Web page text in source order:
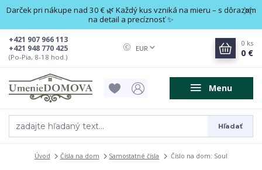
Darček pri nákupe nad 30 € 🌿 Každý kus vzniká na mieru – s dôrazom
na detail a precíznosť ✨
Menu
EUR
Hľadať
+421 948 770 425
+421 907 966 113
(Po-Pia, 8-18 hod.)
0 ks
0 €
Úvod Čísla na dom Samostatné čísla Číslo na dom: Soul